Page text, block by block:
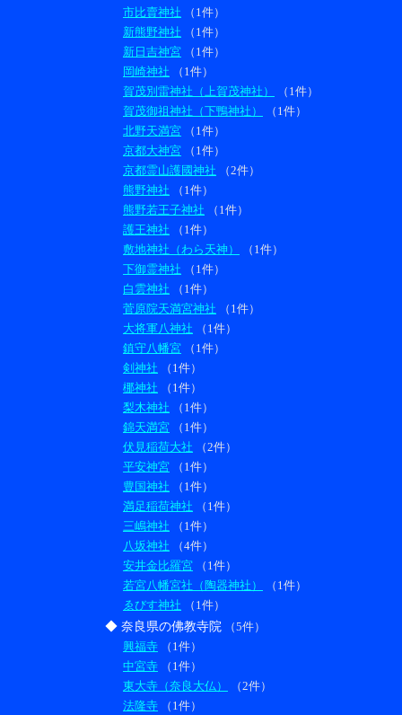
市比賣神社 （1件）
新熊野神社 （1件）
新日吉神宮 （1件）
岡崎神社 （1件）
賀茂別雷神社（上賀茂神社）
（1件）
賀茂御祖神社（下鴨神社）
（1件）
北野天満宮 （1件）
京都大神宮 （1件）
京都霊山護國神社 （2件）
熊野神社 （1件）
熊野若王子神社 （1件）
護王神社 （1件）
敷地神社（わら天神）
（1件）
下御霊神社 （1件）
白雲神社 （1件）
菅原院天満宮神社 （1件）
大将軍八神社 （1件）
鎮守八幡宮 （1件）
剣神社 （1件）
梛神社 （1件）
梨木神社 （1件）
錦天満宮 （1件）
伏見稲荷大社 （2件）
平安神宮 （1件）
豊国神社 （1件）
満足稲荷神社 （1件）
三嶋神社 （1件）
八坂神社 （4件）
安井金比羅宮 （1件）
若宮八幡宮社（陶器神社）
（1件）
ゑびす神社 （1件）
◆ 奈良県の佛教寺院 （5件）
興福寺 （1件）
中宮寺 （1件）
東大寺（奈良大仏）
（2件）
法隆寺 （1件）